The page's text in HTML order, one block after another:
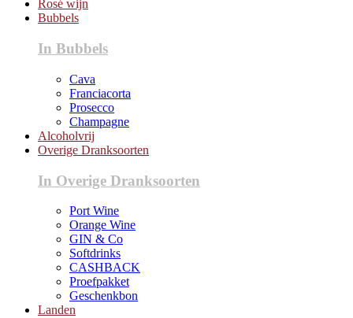
Rosé wijn
Bubbels
In Bubbels
Cava
Franciacorta
Prosecco
Champagne
Alcoholvrij
Overige Dranksoorten
In Overige Dranksoorten
Port Wine
Orange Wine
GIN & Co
Softdrinks
CASHBACK
Proefpakket
Geschenkbon
Landen